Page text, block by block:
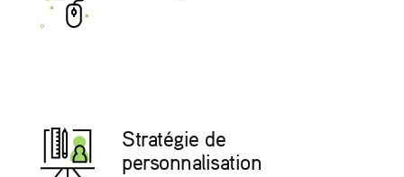
Stratégie de
personnalisation